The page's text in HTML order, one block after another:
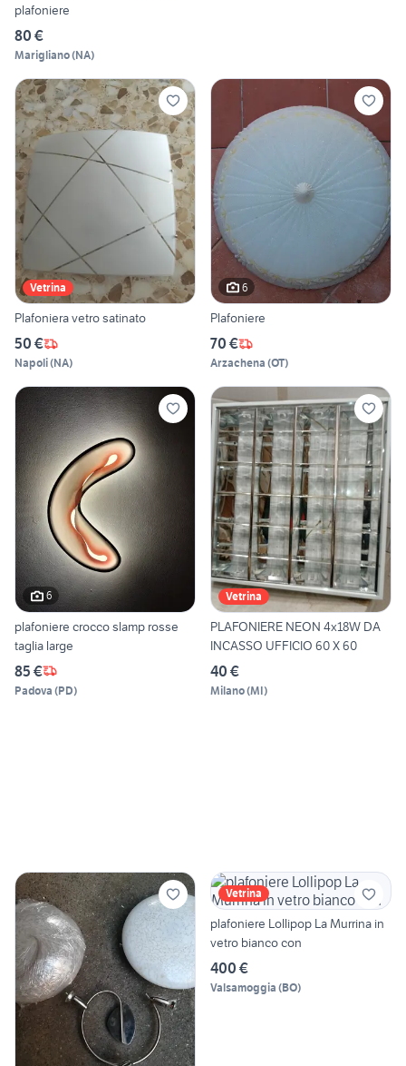
plafoniere
80 €
Marigliano(NA)
Vetrina
Plafoniera vetro satinato
50 €
Napoli(NA)
6
Plafoniere
70 €
Arzachena (OT)
6
plafoniere crocco slamp rosse
taglia large
85 €
Padova (PD)
Vetrina
PLAFONIERE NEON 4x18W DA
INCASSO UFFICIO 60 X 60
40 €
Milano(MI)
Vetrina
plafoniere Lollipop La Murrina in
vetro bianco con
400 €
Valsamoggia (BO)